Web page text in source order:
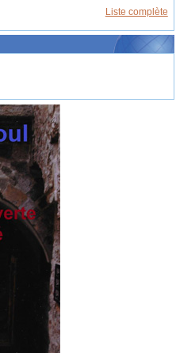
Liste complète